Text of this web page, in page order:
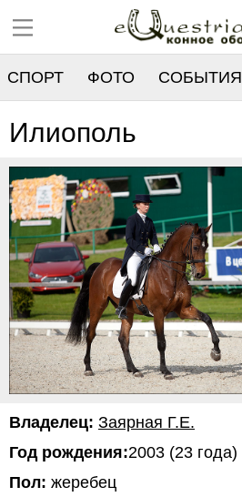
СПОРТ ФОТО СОБЫТИЯ
РЕЕСТР
Илиополь
Владелец: Заярная Г.Е.
Год рождения:2003 (23 года)
Пол: жеребец